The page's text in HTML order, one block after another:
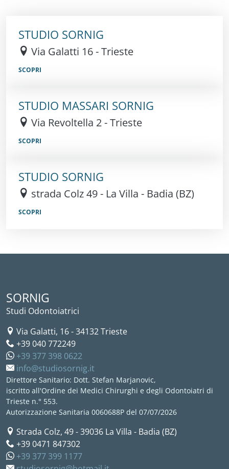
STUDIO SORNIG
Via Galatti 16 - Trieste
SCOPRI
STUDIO MASSARI SORNIG
Via Revoltella 2 - Trieste
SCOPRI
STUDIO SORNIG
strada Colz 49 - La Villa - Badia (BZ)
SCOPRI
SORNIG
Studi Odontoiatrici
Via Galatti, 16-34132Trieste
+39 040 772249
+39 377 398 0622
info@studiosornig.it
Direttore Sanitario: Dott. Stefan Marjanovic,
iscritto all'Ordine dei Medici Chirurghi e degli Odontoiatri di
Trieste n.° 553.
Autorizzazione Sanitaria 0060688P del 07/07/2026
Strada Colz, 49-39036 La Villa - Badia (BZ)
+39 0471 847302
+39 377 399 1177